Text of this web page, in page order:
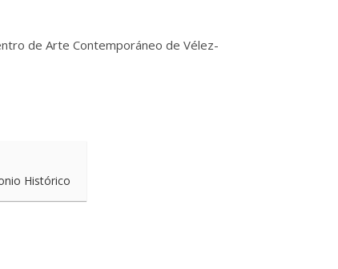
de Arte Contemporáneo de Vélez-
Histórico